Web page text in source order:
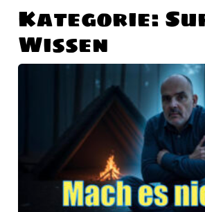
Kategorie:
Wissen